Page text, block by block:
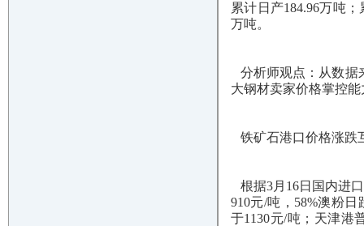
累计日产184.96万吨
万吨。
分析师观点：从数据
大钢材卖家价格掌控
铁矿石港口价格涨跌
根据3月16日国内进
910元/吨，58%澳粉日
于1130元/吨；天津港